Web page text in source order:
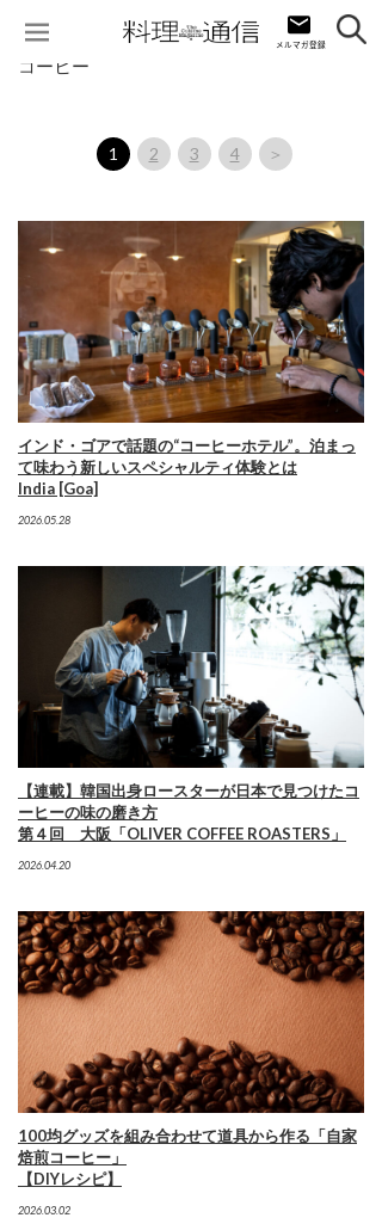
コーヒー
1 2 3 4 ＞
インド・ゴアで話題の“コーヒーホテル”。泊まっ
て味わう新しいスペシャルティ体験とは
India [Goa]
2026.05.28
【連載】韓国出身ロースターが日本で見つけたコ
ーヒーの味の磨き方
第４回 大阪「OLIVER COFFEE ROASTERS」
2026.04.20
100均グッズを組み合わせて道具から作る「自家
焙煎コーヒー」
【DIYレシピ】
2026.03.02